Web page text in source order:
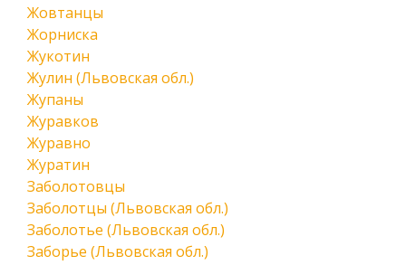
Жовтанцы
Жорниска
Жукотин
Жулин (Львовская обл.)
Жупаны
Журавков
Журавно
Журатин
Заболотовцы
Заболотцы (Львовская обл.)
Заболотье (Львовская обл.)
Заборье (Львовская обл.)